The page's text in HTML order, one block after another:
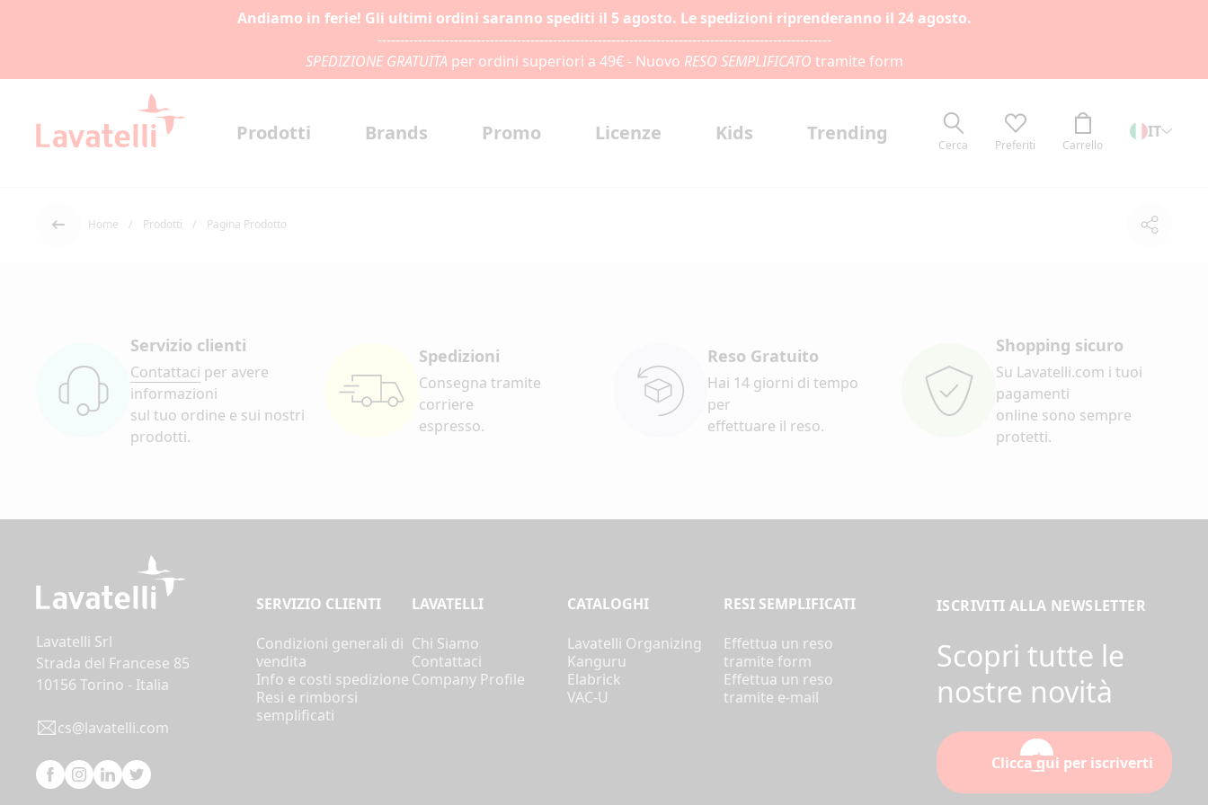
Andiamo in ferie! Gli ultimi ordini saranno spediti il 5 agosto. Le spedizioni riprenderanno il 24 agosto.
-----------------------------------------------------------------------------------------------------
SPEDIZIONE GRATUITA per ordini superiori a 49€ - Nuovo RESO SEMPLIFICATO tramite form
Prodotti Brands Promo Licenze Kids Trending
Cerca Preferiti Carrello
IT
IndietroHome Prodotti Pagina Prodotto
Servizio clienti
Contattaci per avere
informazioni
sul tuo ordine e sui nostri
prodotti.
Spedizioni
Consegna tramite
corriere
espresso.
Reso Gratuito
Hai 14 giorni di tempo
per
effettuare il reso.
Shopping sicuro
Su Lavatelli.com i tuoi
pagamenti
online sono sempre
protetti.
ISCRIVITI ALLA NEWSLETTER
Scopri tutte le
nostre novità
Clicca qui per iscriverti
SERVIZIO CLIENTI
Condizioni generali di
vendita
Info e costi spedizione
Resi e rimborsi
semplificati
LAVATELLI
Chi Siamo
Contattaci
Company Profile
CATALOGHI
Lavatelli Organizing
Kanguru
Elabrick
VAC-U
RESI SEMPLIFICATI
Effettua un reso
tramite form
Effettua un reso
tramite e-mail
Lavatelli Srl
Strada del Francese 85
10156 Torino - Italia
cs@lavatelli.com
Facebook
Instagram
LinkedinTwitter